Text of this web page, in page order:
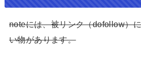
noteには、被リンク（dofollow）
い物があります。